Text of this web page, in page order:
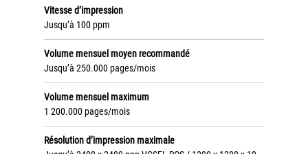
Plan du site
Politique de confidentialité
Mentions légales
© Axilis
Vitesse d’impression
Jusqu’à 100 ppm
Volume mensuel moyen recommandé
Jusqu’à 250.000 pages/mois
Volume mensuel maximum
1 200.000 pages/mois
Résolution d’impression maximale